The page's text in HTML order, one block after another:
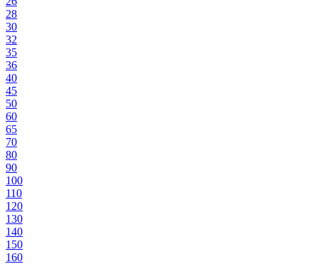
28
30
32
35
36
40
45
50
60
65
70
80
90
100
110
120
130
140
150
160